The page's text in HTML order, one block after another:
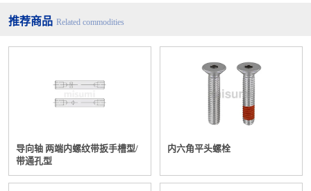
推荐商品 Related commodities
导向轴 两端内螺纹带扳手槽型/
带通孔型
内六角平头螺栓